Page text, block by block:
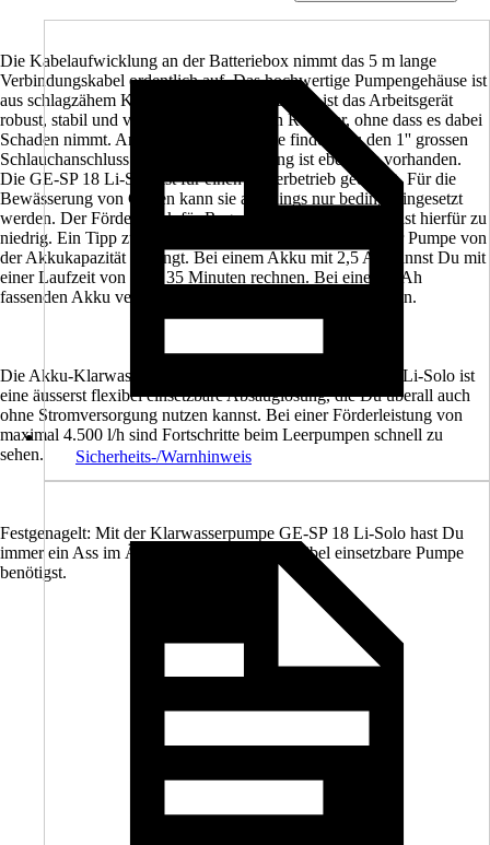
Die Kabelaufwicklung an der Batteriebox nimmt das 5 m lange
Verbindungskabel ordentlich auf. Das hochwertige Pumpengehäuse ist
aus schlagzähem Kunststoff hergestellt. Damit ist das Arbeitsgerät
robust, stabil und verträgt auch mal einen Rempler, ohne dass es dabei
Schaden nimmt. An der Pumpenoberseite findest Du den 1'' grossen
Schlauchanschluss. Eine Wandbefestigung ist ebenfalls vorhanden.
Die GE-SP 18 Li-Solo ist für einen Dauerbetrieb geeignet. Für die
Bewässerung von Gärten kann sie allerdings nur bedingt eingesetzt
werden. Der Förderdruck für Regner oder Rasensprenger ist hierfür zu
niedrig. Ein Tipp zum Akku: Klar ist, dass die Laufzeit der Pumpe von
der Akkukapazität abhängt. Bei einem Akku mit 2,5 Ah kannst Du mit
einer Laufzeit von rund 35 Minuten rechnen. Bei einem 6 Ah
fassenden Akku verlängert sich die Laufzeit auf 80 Minuten.
Die Akku-Klarwasserpumpe Power X-Change GE-SP 18 Li-Solo ist
eine äusserst flexibel einsetzbare Absauglösung, die Du überall auch
ohne Stromversorgung nutzen kannst. Bei einer Förderleistung von
maximal 4.500 l/h sind Fortschritte beim Leerpumpen schnell zu
sehen.
Festgenagelt: Mit der Klarwasserpumpe GE-SP 18 Li-Solo hast Du
immer ein Ass im Ärmel, wenn Du eine flexibel einsetzbare Pumpe
benötigst.
Sicherheits-/Warnhinweis